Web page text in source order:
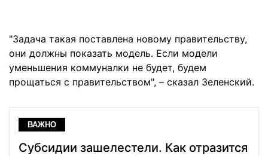
"Задача такая поставлена новому правительству,
они должны показать модель. Если модели
уменьшения коммуналки не будет, будем
прощаться с правительством", – сказал Зеленский.
ВАЖНО
Субсидии зашелестели. Как отразится